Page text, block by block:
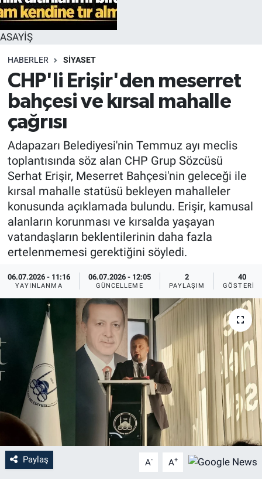
ASAYİŞ
HABERLER SİYASET
CHP'li Erişir'den meserret
bahçesi ve kırsal mahalle
çağrısı
Adapazarı Belediyesi'nin Temmuz ayı meclis
toplantısında söz alan CHP Grup Sözcüsü
Serhat Erişir, Meserret Bahçesi'nin geleceği ile
kırsal mahalle statüsü bekleyen mahalleler
konusunda açıklamada bulundu. Erişir, kamusal
alanların korunması ve kırsalda yaşayan
vatandaşların beklentilerinin daha fazla
ertelenmemesi gerektiğini söyledi.
06.07.2026 - 11:16
YAYINLANMA
06.07.2026 - 12:05
GÜNCELLEME
2
PAYLAŞIM
40
GÖSTERIM
Paylaş A- A+